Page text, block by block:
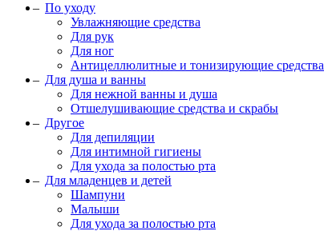
По уходу
Увлажняющие средства
Для рук
Для ног
Антицеллюлитные и тонизирующие средства
Для душа и ванны
Для нежной ванны и душа
Отшелушивающие средства и скрабы
Другое
Для депиляции
Для интимной гигиены
Для ухода за полостью рта
Для младенцев и детей
Шампуни
Малыши
Для ухода за полостью рта